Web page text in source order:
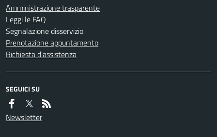
Amministrazione trasparente
Leggi le FAQ
Segnalazione disservizio
Prenotazione appuntamento
Richiesta d'assistenza
SEGUICI SU
Newsletter